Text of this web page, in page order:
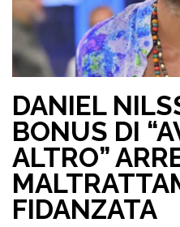
DANIEL
BONUS DI
ALTRO”
FIDANZATA